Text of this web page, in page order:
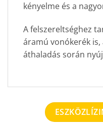
kényelme és a
A felszereltséghez
áramú vonókerék
áthaladás során